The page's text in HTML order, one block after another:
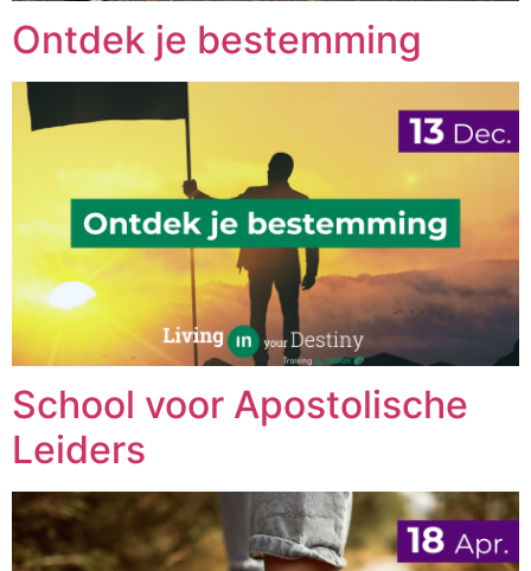
Ontdek je bestemming
School voor Apostolische
Leiders